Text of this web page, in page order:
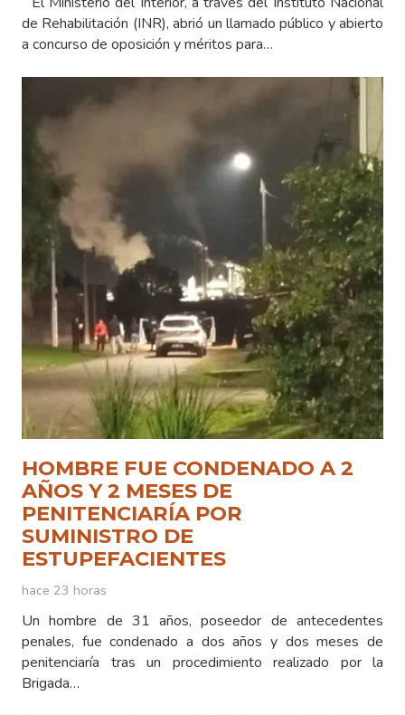
de Rehabilitación (INR), abrió un llamado público y abierto
a concurso de oposición y méritos para…
HOMBRE FUE CONDENADO A 2
AÑOS Y 2 MESES DE
PENITENCIARÍA POR
SUMINISTRO DE
ESTUPEFACIENTES
hace 23 horas
Un hombre de 31 años, poseedor de antecedentes
penales, fue condenado a dos años y dos meses de
penitenciaría tras un procedimiento realizado por la
Brigada…